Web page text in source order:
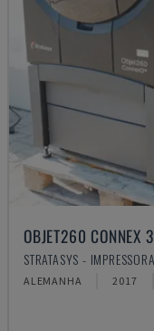
OBJET260 CONNEX 3
STRATASYS -
ALEMANHA 2017